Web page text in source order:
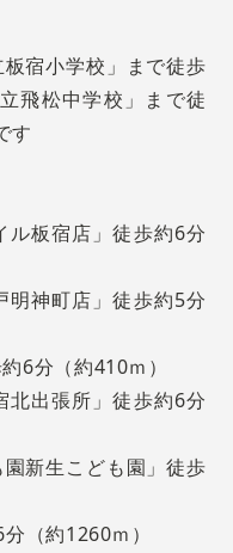
宿小学校」まで徒歩
飛松中学校」まで徒
す
ル板宿店」徒歩約6分
明神町店」徒歩約5分
6分（約410ｍ）
北出張所」徒歩約6分
新生こども園」徒歩
（約1260ｍ）